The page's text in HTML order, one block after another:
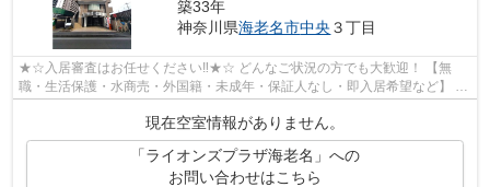
築33年
神奈川県海老名市中央 ３丁目
★☆入居審査はお任せください‼★☆ どんなご状況の方でも大歓迎！ 【無
職・生活保護・水商売・外国籍・未成年・保証人なし・即入居希望など】 ネ
現在空室情報がありません。
「ライオンズプラザ海老名」への
お問い合わせはこちら